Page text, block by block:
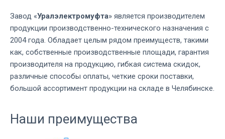
Завод «Уралэлектромуфта» является производителем
продукции производственно-технического назначения с
2004 года. Обладает целым рядом преимуществ, такими
как, собственные производственные площади, гарантия
производителя на продукцию, гибкая система скидок,
различные способы оплаты, четкие сроки поставки,
большой ассортимент продукции на складе в Челябинске.
Наши преимущества